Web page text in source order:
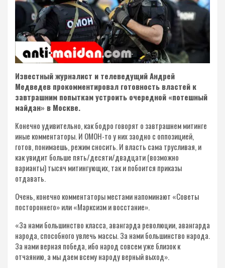
Известный журналист и телеведущий Андрей
Медведев прокомментировал готовность властей к
завтрашним попыткам устроить очередной «потешный
майдан» в Москве.
Конечно удивительно, как бодро говорят о завтрашнем митинге
иные комментаторы. И ОМОН-то у них заодно с оппозицией,
готов, понимаешь, режим сносить. И власть сама трусливая, и
как увидит больше пять/десяти/двадцати (возможно
варианты) тысяч митингующих, так и побоится приказы
отдавать.
Очень, конечно комментаторы местами напоминают «Советы
постороннего» или «Марксизм и восстание».
«За нами большинство класса, авангарда революции, авангарда
народа, способного увлечь массы. За нами большинство народа.
За нами верная победа, ибо народ совсем уже близок к
отчаянию, а мы даем всему народу верный выход».